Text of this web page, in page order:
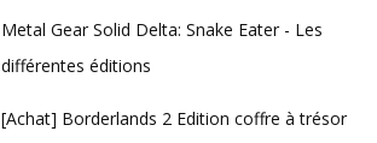
Metal Gear Solid Delta: Snake Eater - Les
différentes éditions
[Achat] Borderlands 2 Edition coffre à trésor